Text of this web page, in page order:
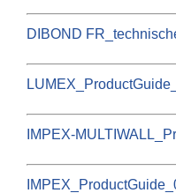
DIBOND
IMPEX-